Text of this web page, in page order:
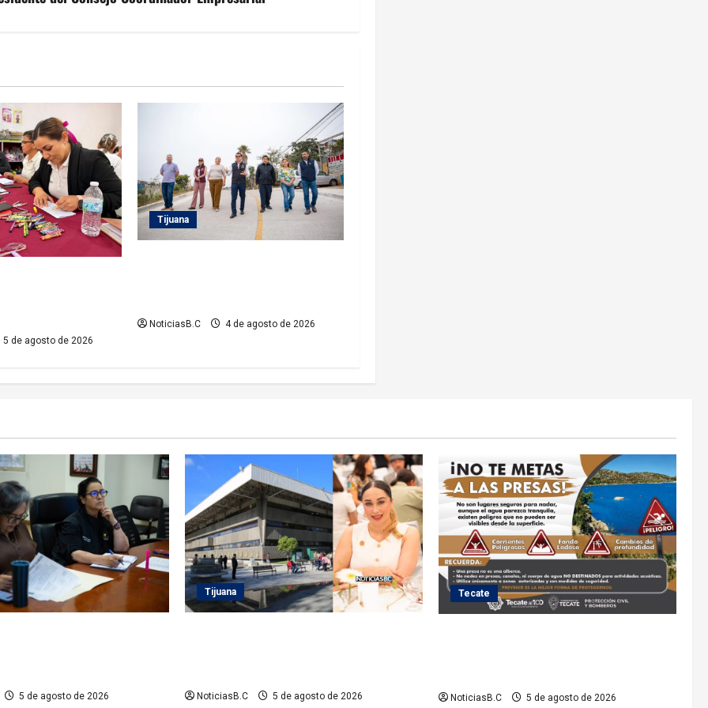
5 de agosto de 2026
Tijuana
NoticiasB.C 4 de agosto de 2026
5 de agosto de 2026
Tijuana
NoticiasB.C 5 de agosto de 2026
Tecate
NoticiasB.C 5 de agosto de 2026